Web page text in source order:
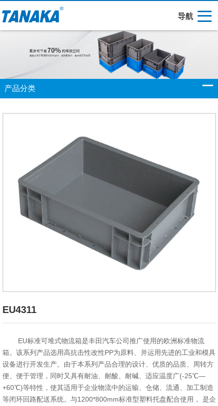
导航
产品分类
EU4311
EU标准可堆式物流箱是丰田汽车公司推广使用的欧洲标准物流
箱。该系列产品选用高抗击性改性PP为原料、并运用先进的工业和模具
设备进行开发生产。由于本系列产品合理的设计、优质的品质、周转方
便、便于管理，同时又具有耐油、耐酸、耐碱、适应温度广(-25℃—
+60℃)等特性，使其适用于企业物流中的运输、仓储、流通、加工制造
等闭环回路配送系统。与1200*800mm标准型塑料托盘配合使用， 是企